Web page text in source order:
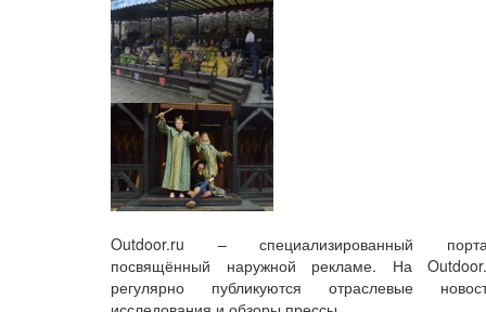
Outdoor.ru – специализированный
посвящённый наружной рекламе. На
регулярно публикуются отраслевые